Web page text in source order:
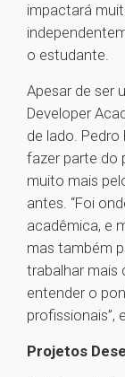
impactará
o estudante.
Apesar de ser
Developer
de lado. Pedro
fazer parte do
muito mais
antes. “Foi
acadêmica, e
mas também
trabalhar mais
entender o
profissionais”,
Projetos